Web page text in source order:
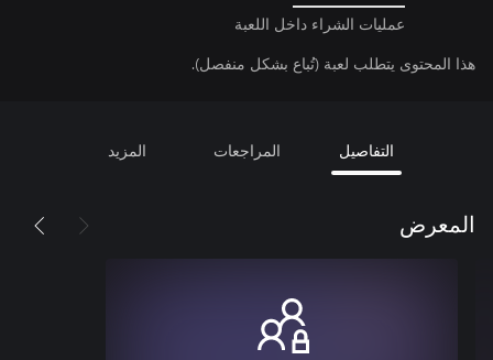
عمليات الشراء داخل اللعبة
هذا المحتوى يتطلب لعبة (تُباع بشكل منفصل).
التفاصيل المراجعات المزيد
المعرض